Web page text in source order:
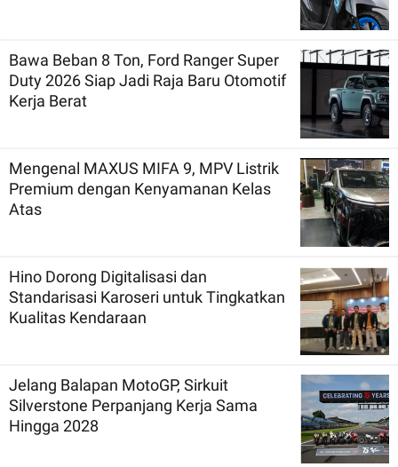
Bawa Beban 8 Ton, Ford Ranger Super
Duty 2026 Siap Jadi Raja Baru Otomotif
Kerja Berat
Mengenal MAXUS MIFA 9, MPV Listrik
Premium dengan Kenyamanan Kelas
Atas
Hino Dorong Digitalisasi dan
Standarisasi Karoseri untuk Tingkatkan
Kualitas Kendaraan
Jelang Balapan MotoGP, Sirkuit
Silverstone Perpanjang Kerja Sama
Hingga 2028